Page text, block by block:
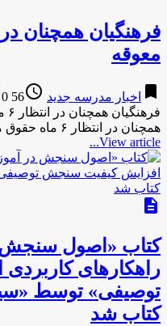
معوقه
bookmark اخبار مدرسه جدید access_time
56 years ago
0
همچنان در انتظار ۶ ماه حقوق معوقه روز پلاسفرهنگیان همچنان …
View article...
description
کتاب «اصول
راهکارهای
توصیفی» توسط
کتاب شد